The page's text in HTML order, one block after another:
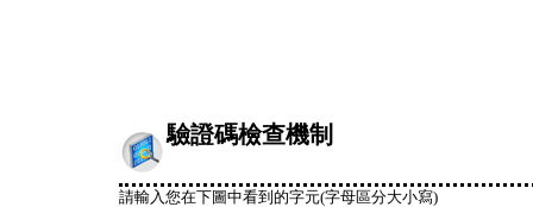
驗證碼檢查機制
請輸入您在下圖中看到的字元(字母區分大小寫)